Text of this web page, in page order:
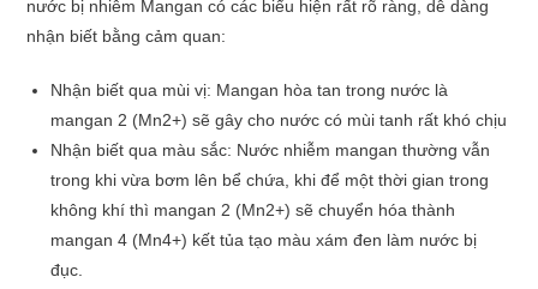
nước bị nhiễm Mangan có các biểu hiện rất rõ ràng, dễ dàng
nhận biết bằng cảm quan:
Nhận biết qua mùi vị: Mangan hòa tan trong nước là
mangan 2 (Mn2+) sẽ gây cho nước có mùi tanh rất khó chịu
Nhận biết qua màu sắc: Nước nhiễm mangan thường vẫn
trong khi vừa bơm lên bể chứa, khi để một thời gian trong
không khí thì mangan 2 (Mn2+) sẽ chuyển hóa thành
mangan 4 (Mn4+) kết tủa tạo màu xám đen làm nước bị
đục.